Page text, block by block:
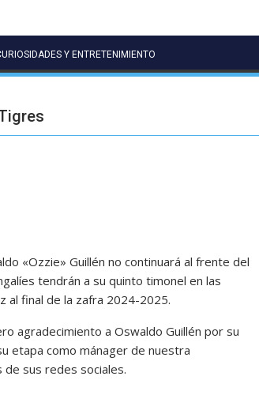
Y ENTRETENIMIENTO
«Ozzie» Guillén no continuará al frente del
tendrán a su quinto timonel en las
al final de la zafra 2024-2025.
agradecimiento a Oswaldo Guillén por su
etapa como mánager de nuestra
de sus redes sociales.